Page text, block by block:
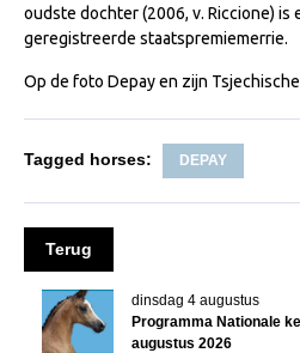
Arabissimo
Zoek een NRPS paard
Onze fokkerij
Fokkerij informatie
oudste dochter (2006, v. Riccione) is
geregistreerde staatspremiemerrie.
Op de foto Depay en zijn
Tagged horses: DEPAY
Terug
dinsdag 4 augustus
Programma Nationale
augustus 2026